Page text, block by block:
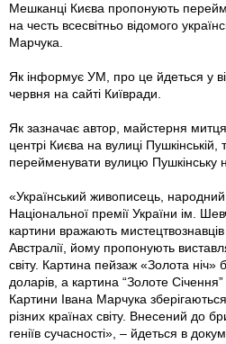
Мешканці Києва пропонують
на честь всесвітньо відомого
Марчука.
Як інформує УМ, про це йдеться у
червня на сайті Київради.
Як зазначає автор, майстерня
центрі Києва на вулиці
перейменувати вулицю Пушкінську
«Український живописець,
Національної премії України ім.
картини вражають
Австралії, йому пропонують
світу. Картина пейзаж «Золота ніч»
доларів, а картина “Золоте
Картини Івана Марчука
різних країнах світу. Внесений до
геніїв сучасності», – йдеться в